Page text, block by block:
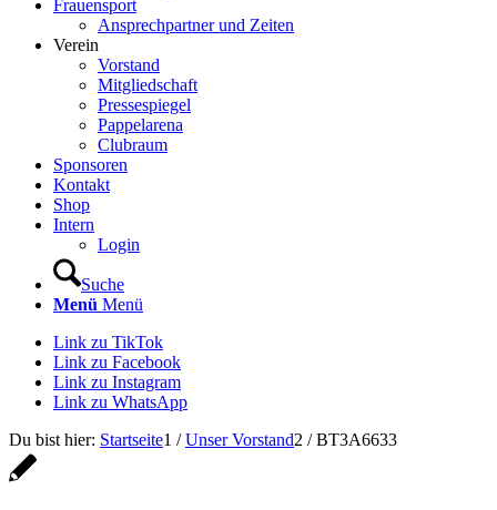
Frauensport
Ansprechpartner und Zeiten
Verein
Vorstand
Mitgliedschaft
Pressespiegel
Pappelarena
Clubraum
Sponsoren
Kontakt
Shop
Intern
Login
Suche
Menü Menü
Link zu TikTok
Link zu Facebook
Link zu Instagram
Link zu WhatsApp
Du bist hier: Startseite1 / Unser Vorstand2 / BT3A6633